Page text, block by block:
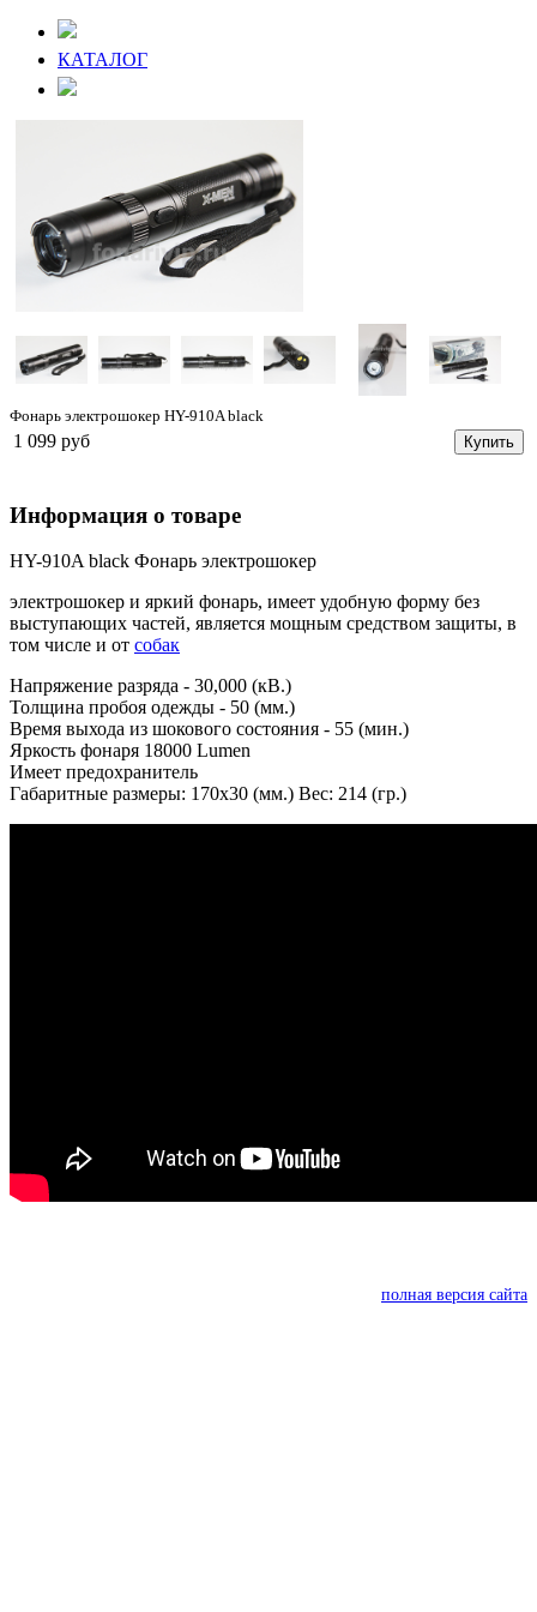
КАТАЛОГ
Фонарь электрошокер HY-910A black
1 099 руб Купить
Информация о товаре
HY-910A black Фонарь электрошокер
электрошокер и яркий фонарь, имеет удобную форму без
выступающих частей, является мощным средством защиты, в
том числе и от собак
Напряжение разряда - 30,000 (кВ.)
Толщина пробоя одежды - 50 (мм.)
Время выхода из шокового состояния - 55 (мин.)
Яркость фонаря 18000 Lumen
Имеет предохранитель
Габаритные размеры: 170х30 (мм.) Вес: 214 (гр.)
полная версия сайта